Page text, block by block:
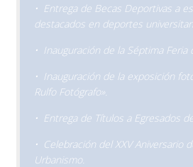
• Entrega de Becas Deportivas a
destacados en deportes
• Inauguración de la Séptima Feria
• Inauguración de la exposición
Rulfo Fotógrafo».
• Entrega de Títulos a Egresados
• Celebración del XXV Aniversario
Urbanismo.